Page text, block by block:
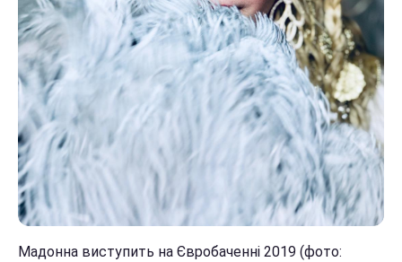
Мадонна виступить на Євробаченні 2019 (фото: